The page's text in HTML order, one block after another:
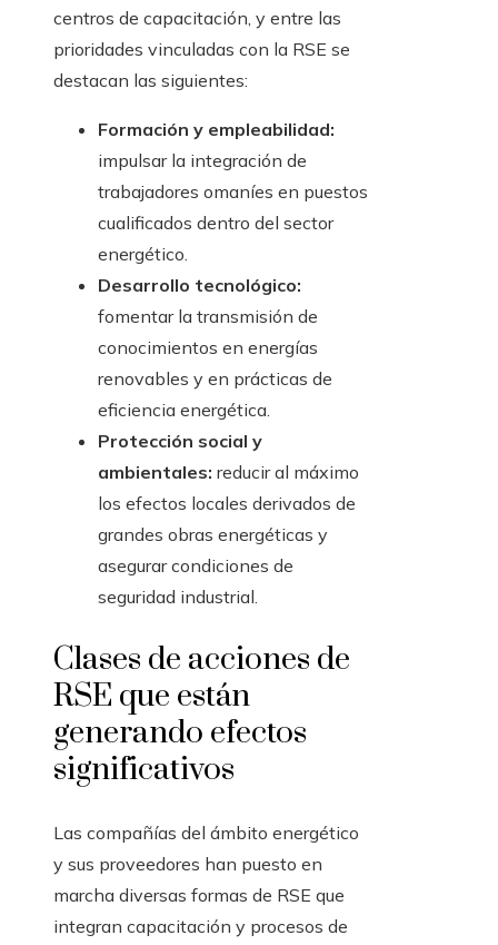
centros de capacitación, y entre las
prioridades vinculadas con la RSE se
destacan las siguientes:
Formación y empleabilidad:
impulsar la integración de
trabajadores omaníes en puestos
cualificados dentro del sector
energético.
Desarrollo tecnológico:
fomentar la transmisión de
conocimientos en energías
renovables y en prácticas de
eficiencia energética.
Protección social y
ambientales: reducir al máximo
los efectos locales derivados de
grandes obras energéticas y
asegurar condiciones de
seguridad industrial.
Clases de acciones de
RSE que están
generando efectos
significativos
Las compañías del ámbito energético
y sus proveedores han puesto en
marcha diversas formas de RSE que
integran capacitación y procesos de